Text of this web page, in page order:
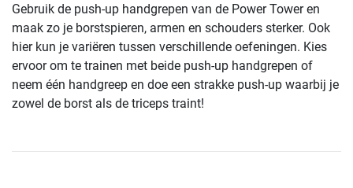
Gebruik de push-up handgrepen van de Power Tower en
maak zo je borstspieren, armen en schouders sterker. Ook
hier kun je variëren tussen verschillende oefeningen. Kies
ervoor om te trainen met beide push-up handgrepen of
neem één handgreep en doe een strakke push-up waarbij je
zowel de borst als de triceps traint!